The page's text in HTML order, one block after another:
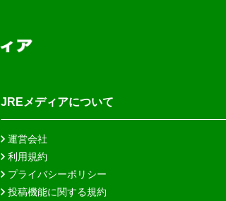
JREメディアについて
運営会社
利用規約
プライバシーポリシー
投稿機能に関する規約